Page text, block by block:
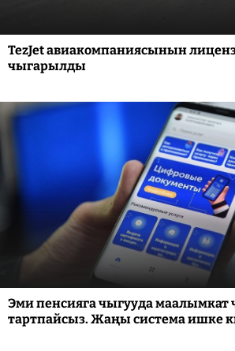
TezJet авиакомпаниясынын
чыгарылды
Эми пенсияга чыгууда маалымкат
тартпайсыз. Жаңы система ишке